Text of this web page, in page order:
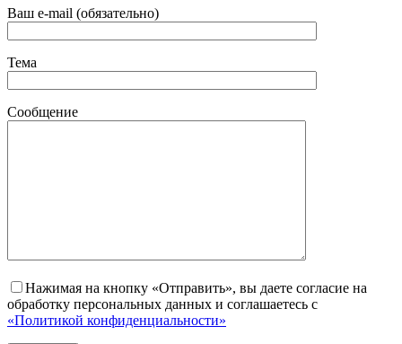
Ваш e-mail (обязательно)
Тема
Сообщение
Нажимая на кнопку «Отправить», вы даете согласие на
обработку персональных данных и соглашаетесь с
«Политикой конфиденциальности»